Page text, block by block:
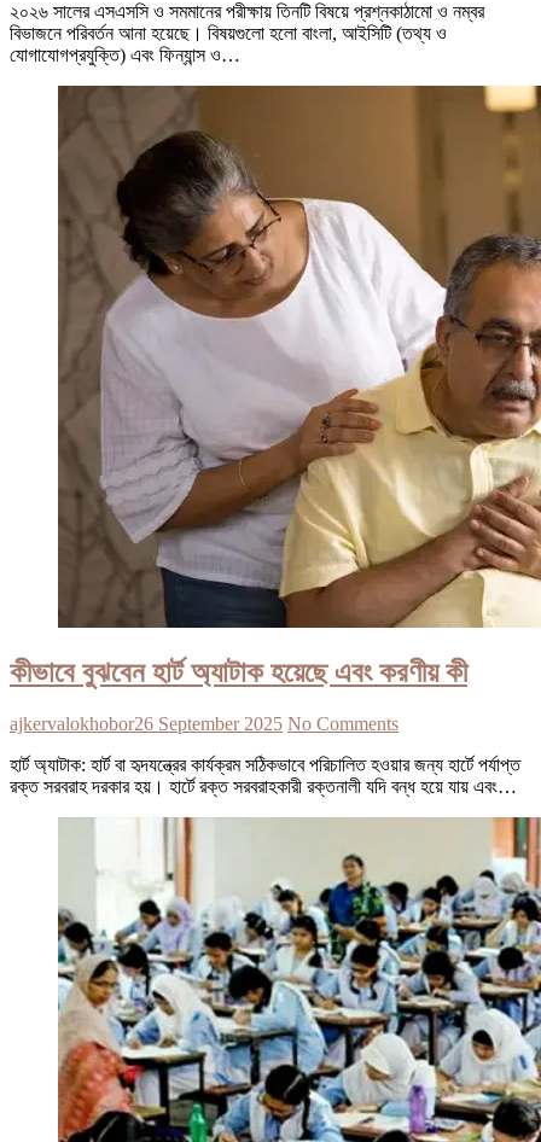
২০২৬ সালের এসএসসি ও সমমানের পরীক্ষায় তিনটি বিষয়ে প্রশ্নকাঠামো ও নম্বর
বিভাজনে পরিবর্তন আনা হয়েছে। বিষয়গুলো হলো বাংলা, আইসিটি (তথ্য ও
যোগাযোগপ্রযুক্তি) এবং ফিন্যান্স ও…
কীভাবে বুঝবেন হার্ট অ্যাটাক হয়েছে এবং করণীয় কী
ajkervalokhobor26 September 2025 No Comments
হার্ট অ্যাটাক: হার্ট বা হৃদযন্ত্রের কার্যক্রম সঠিকভাবে পরিচালিত হওয়ার জন্য হার্টে পর্যাপ্ত
রক্ত সরবরাহ দরকার হয়। হার্টে রক্ত সরবরাহকারী রক্তনালী যদি বন্ধ হয়ে যায় এবং…